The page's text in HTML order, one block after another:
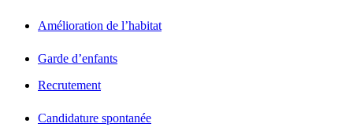
Amélioration de l’habitat
Garde d’enfants
Recrutement
Candidature spontanée